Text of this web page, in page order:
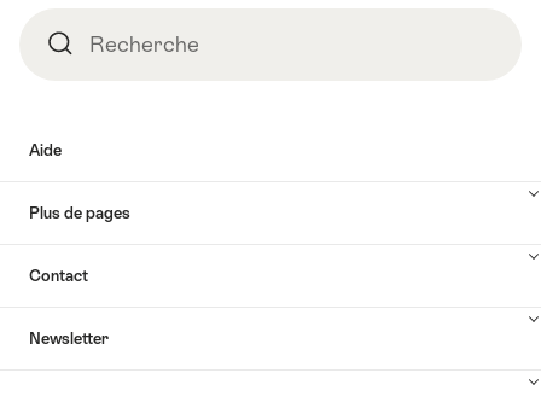
RechercheRecherche
Aide
Plus de pages
Contact
Newsletter